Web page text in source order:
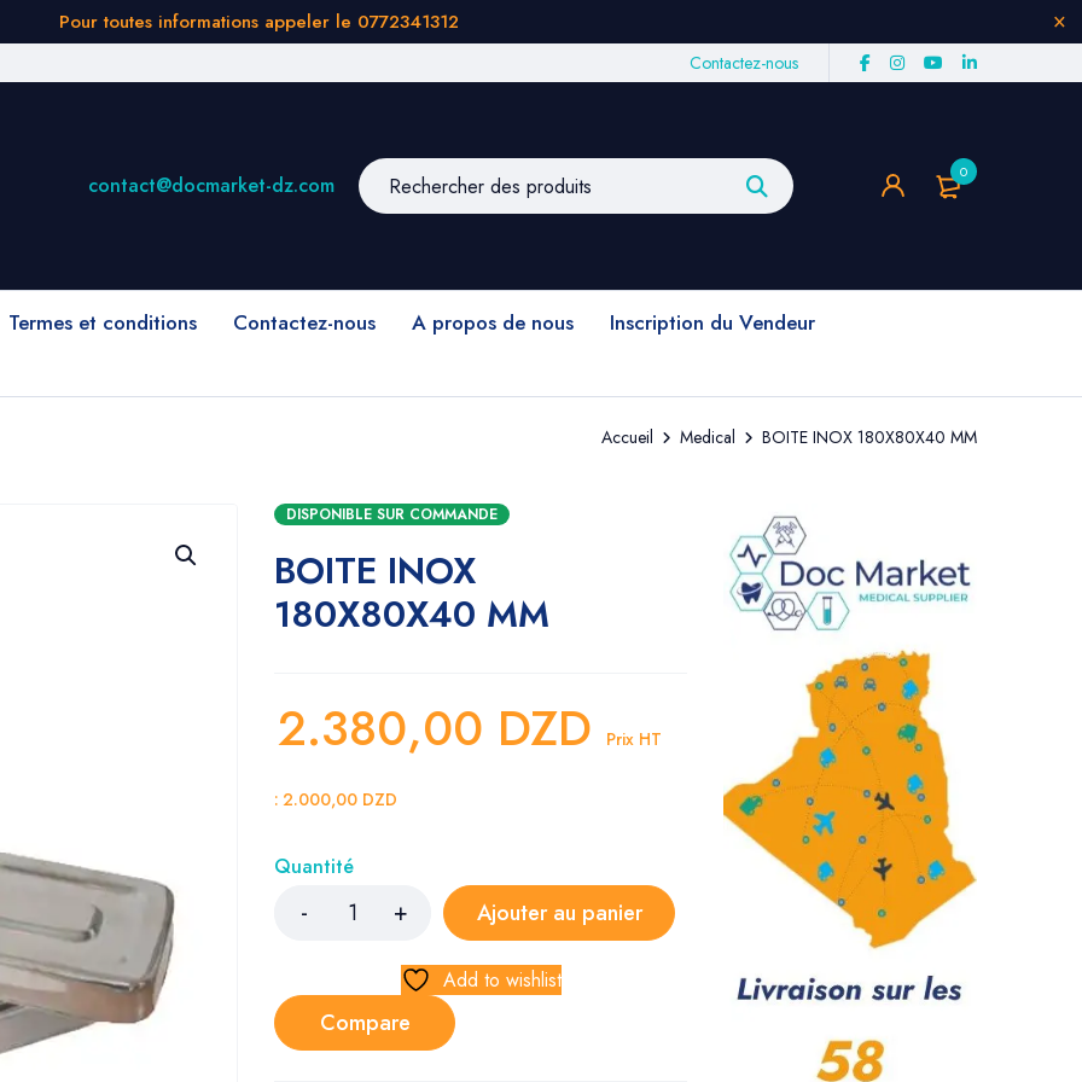
Pour toutes informations appeler le 0772341312
Contactez-nous
0
contact@docmarket-dz.com
Termes et conditions Contactez-nous A propos de nous Inscription du Vendeur
Accueil Medical BOITE INOX 180X80X40 MM
DISPONIBLE SUR COMMANDE
BOITE INOX
180X80X40 MM
2.380,00 DZD Prix HT
: 2.000,00 DZD
Quantité
Ajouter au panier
Add to wishlist
Compare